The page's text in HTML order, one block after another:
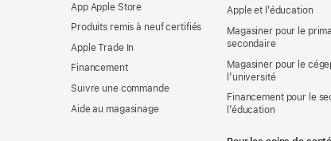
App Apple Store
Produits remis à neuf certifiés
Apple Trade In
Financement
Suivre une commande
Aide au magasinage
Apple et l’éducation
Magasiner pour le
secondaire
Magasiner pour le
l’université
Financement pour le
l’éducation